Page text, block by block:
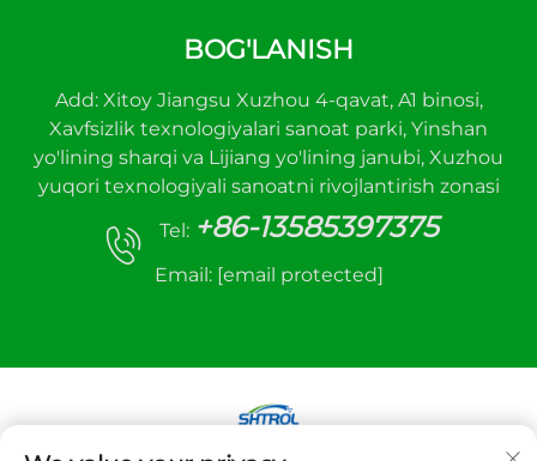
BOG'LANISH
Add: Xitoy Jiangsu Xuzhou 4-qavat, A1 binosi,
Xavfsizlik texnologiyalari sanoat parki, Yinshan
yo'lining sharqi va Lijiang yo'lining janubi, Xuzhou
yuqori texnologiyali sanoatni rivojlantirish zonasi
Tel: +86-13585397375
Email: [email protected]